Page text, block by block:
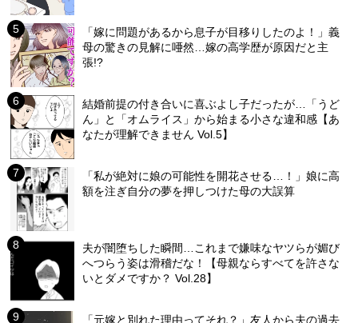
「嫁に問題があるから息子が目移りしたのよ！」義
母の驚きの見解に唖然…嫁の高学歴が原因だと主
張!?
結婚前提の付き合いに喜ぶよし子だったが…「うど
ん」と「オムライス」から始まる小さな違和感【あ
なたが理解できません Vol.5】
「私が絶対に娘の可能性を開花させる…！」娘に高
額を注ぎ自分の夢を押しつけた母の大誤算
夫が闇堕ちした瞬間…これまで嫌味なヤツらが媚び
へつらう姿は滑稽だな！【母親ならすべてを許さな
いとダメですか？ Vol.28】
「元嫁と別れた理由ってそれ？」友人から夫の過去